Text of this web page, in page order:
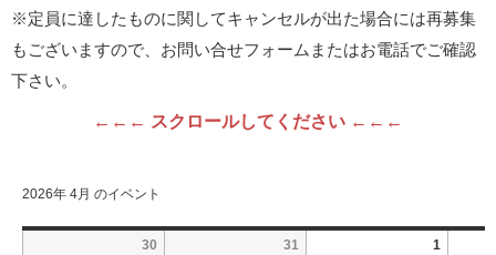
※定員に達したものに関してキャンセルが出た場合には再募集
もございますので、お問い合せフォームまたはお電話でご確認
下さい。
←←← スクロールしてください ←←←
2026年 4月 のイベント
30 31 1